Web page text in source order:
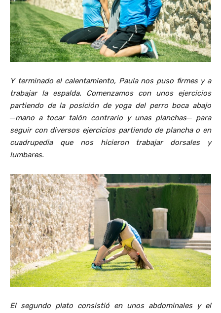
Y terminado el calentamiento, Paula nos puso firmes y a
trabajar la espalda. Comenzamos con unos ejercicios
partiendo de la posición de yoga del perro boca abajo
─mano a tocar talón contrario y unas planchas─ para
seguir con diversos ejercicios partiendo de plancha o en
cuadrupedia que nos hicieron trabajar dorsales y
lumbares.
El segundo plato consistió en unos abdominales y el